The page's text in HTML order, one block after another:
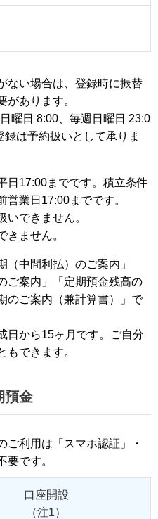
ない場合は、登録時に振替
があります。
曜日 8:00、毎週日曜日 23:0
は予約扱いとして承りま
日17:00までです。積立条件
業日17:00までです。
いできません。
きません。
中間利払）のご案内」
ご案内」「定期預金残高の
のご案内（兼計算書）」で
日から15ヶ月です。ご自分
もできます。
預金
ご利用は「スマホ認証」・
要です。
口座開設
（注1）